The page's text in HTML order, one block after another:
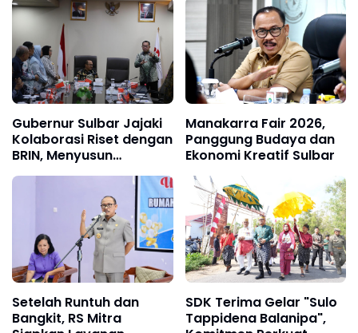
Gubernur Sulbar Jajaki
Kolaborasi Riset dengan
BRIN, Menyusun
Kebijakan Berbasis Bukti
Manakarra Fair 2026,
Panggung Budaya dan
Ekonomi Kreatif Sulbar
Setelah Runtuh dan
Bangkit, RS Mitra
SDK Terima Gelar "Sulo
Tappidena Balanipa",